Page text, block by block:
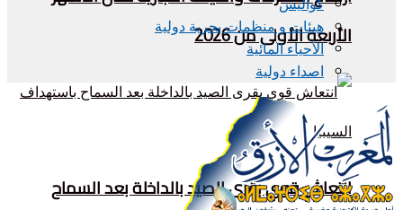
الأربعة الأولى من 2026
انتعاش قوي بقرى الصيد بالداخلة بعد السماح
هيئات و منظمات بحرية دولية
الأحياء المائية
اصداء دولية